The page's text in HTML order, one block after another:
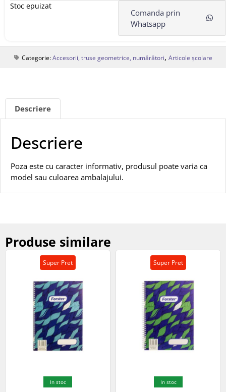
Stoc epuizat
Comanda prin
Whatsapp
Categorie:Accesorii, truse geometrice, numărători, Articole școlare
Descriere
Descriere
Poza este cu caracter informativ, produsul poate varia ca
model sau culoarea ambalajului.
Produse similare
Super Pret
In stoc
Super Pret
In stoc